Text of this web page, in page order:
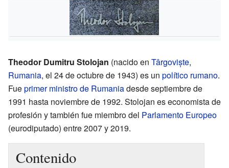
Theodor Dumitru Stolojan (nacido en Târgoviște,
Rumania, el 24 de octubre de 1943) es un político rumano.
Fueprimer ministro de Rumaniadesde septiembre de
1991 hasta noviembre de 1992. Stolojan es economista de
profesión y también fue miembro del Parlamento Europeo
(eurodiputado) entre 2007 y 2019.
Contenido